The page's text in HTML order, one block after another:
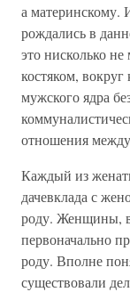
а материнскому.
рождались в
это нисколько
костяком,
мужского ядра
отношения
Каждый из
дачевклада с
роду. Женщины,
первоначально
роду. Вполне
существовали